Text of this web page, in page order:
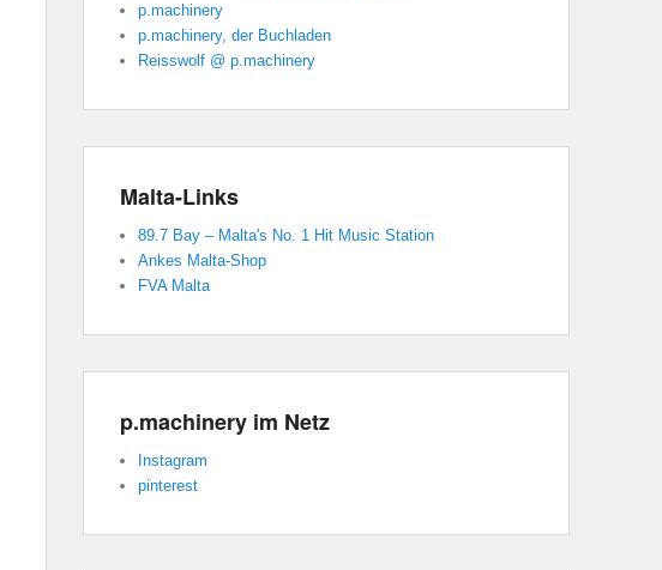
p.machinery
p.machinery, der Buchladen
Reisswolf @ p.machinery
Malta-Links
89.7 Bay – Malta's No. 1 Hit Music Station
Ankes Malta-Shop
FVA Malta
p.machinery im Netz
Instagram
pinterest